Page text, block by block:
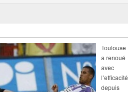
Toulouse
a renoué
avec
l’efficacité
depuis